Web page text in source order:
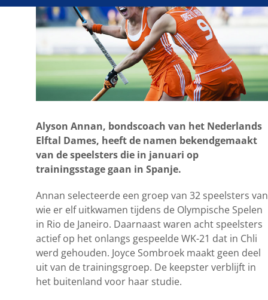
Alyson Annan, bondscoach van het Nederlands
Elftal Dames, heeft de namen bekendgemaakt
van de speelsters die in januari op
trainingsstage gaan in Spanje.
Annan selecteerde een groep van 32 speelsters van
wie er elf uitkwamen tijdens de Olympische Spelen
in Rio de Janeiro. Daarnaast waren acht speelsters
actief op het onlangs gespeelde WK-21 dat in Chli
werd gehouden. Joyce Sombroek maakt geen deel
uit van de trainingsgroep. De keepster verblijft in
het buitenland voor haar studie.